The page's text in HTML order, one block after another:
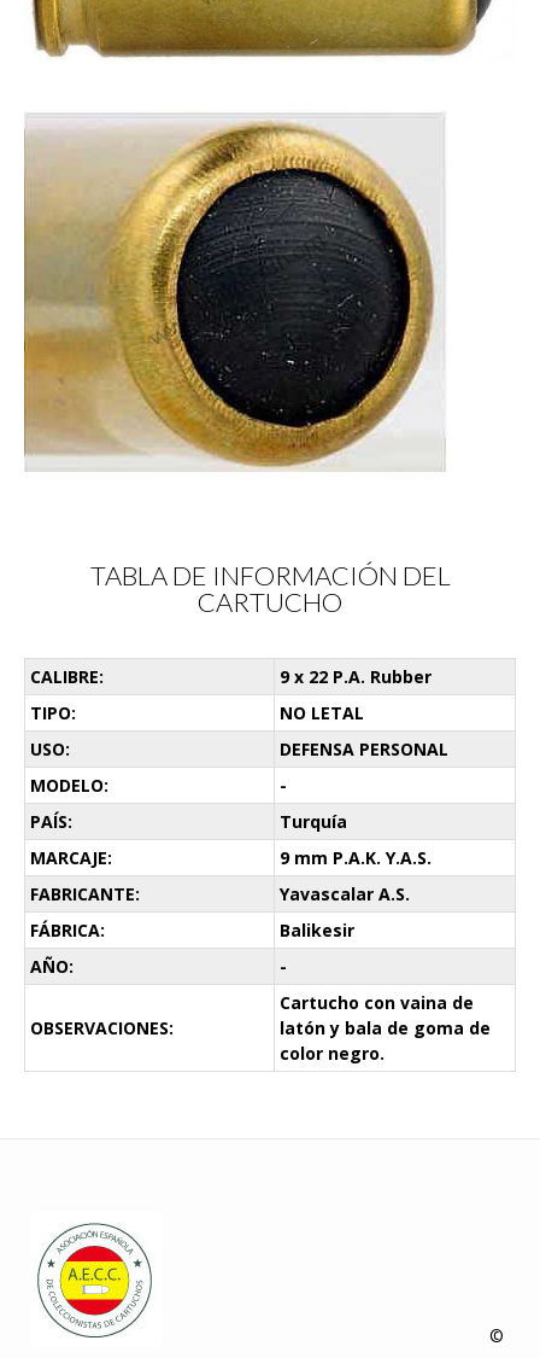
TABLA DE INFORMACIÓN DEL
CARTUCHO
CALIBRE:
9 x 22 P.A. Rubber
TIPO:
NO LETAL
USO:
DEFENSA PERSONAL
MODELO:
-
PAÍS:
Turquía
MARCAJE:
9 mm P.A.K. Y.A.S.
FABRICANTE:
Yavascalar A.S.
FÁBRICA:
Balikesir
AÑO:
-
OBSERVACIONES:
Cartucho con vaina de
latón y bala de goma de
color negro.
©